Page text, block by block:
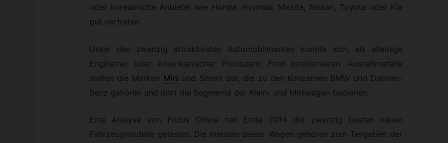
oder koreanische Anbieter wie Honda, Hyundai, Mazda, Nissan, Toyota oder Kia
gut vertreten.
Unter den zwanzig attraktivsten Automobilmarken konnte sich, als alleinige
Englischer oder Amerikanischer Produzent, Ford positionieren. Ausnahmefälle
stellen die Marken Mini und Smart dar, die zu den Konzernen BMW und Daimler-
Benz gehören und dort die Segmente der Klein- und Miniwagen bedienen.
Eine Analyse von Focus Online hat Ende 2014 die zwanzig besten neuen
Fahrzeugmodelle getestet. Die meisten dieser Wagen gehören zum Teilgebiet der